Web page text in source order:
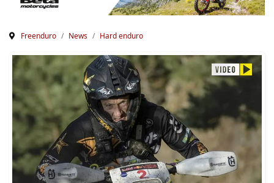
Freenduro News Hard enduro